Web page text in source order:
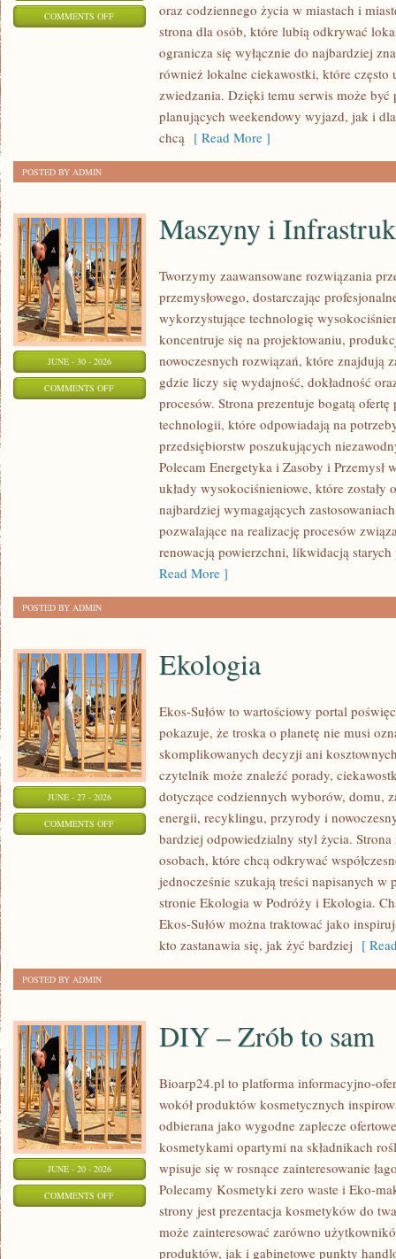
COMMENTS OFFON
oraz codziennego życia w miastach i
strona dla osób, które lubią odkrywać
ogranicza się wyłącznie do najbardziej
również lokalne ciekawostki, które często
zwiedzania. Dzięki temu serwis może
planujących weekendowy wyjazd, jak i
chcą [ Read More ]
POSTED BY ADMIN
JUNE - 30 - 2026
COMMENTS OFFON
INFRASTRUKTURA
Maszyny i
Tworzymy zaawansowane rozwiązania
przemysłowego, dostarczając
wykorzystujące technologię
koncentruje się na projektowaniu,
nowoczesnych rozwiązań, które znajdują
gdzie liczy się wydajność, dokładność
procesów. Strona prezentuje bogatą ofertę
technologii, które odpowiadają na
przedsiębiorstw poszukujących
Polecam Energetyka i Zasoby i Przemysł
układy wysokociśnieniowe, które zostały
najbardziej wymagających
pozwalające na realizację procesów
renowacją powierzchni, likwidacją
Read More ]
POSTED BY ADMIN
JUNE - 27 - 2026
COMMENTS OFFON
Ekologia
Ekos-Sułów to wartościowy portal
pokazuje, że troska o planetę nie musi
skomplikowanych decyzji ani
czytelnik może znaleźć porady,
dotyczące codziennych wyborów, domu,
energii, recyklingu, przyrody i
bardziej odpowiedzialny styl życia. Strona
osobach, które chcą odkrywać
jednocześnie szukają treści napisanych w
stronie Ekologia w Podróży i Ekologia.
Ekos-Sułów można traktować jako
kto zastanawia się, jak żyć bardziej [
POSTED BY ADMIN
JUNE - 20 - 2026
COMMENTS OFFON
DIY – Zrób to sam
Bioarp24.pl to platforma informacyjno-
wokół produktów kosmetycznych
odbierana jako wygodne zaplecze
kosmetykami opartymi na składnikach
wpisuje się w rosnące zainteresowanie
Polecamy Kosmetyki zero waste i Eko-
strony jest prezentacja kosmetyków do
może zainteresować zarówno
produktów, jak i gabinetowe punkty